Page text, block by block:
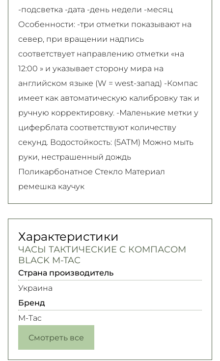
-подсветка -дата -день недели -месяц
Особенности: -три отметки показывают на
север, при вращении надпись
соответствует направлению отметки «на
12:00 » и указывает сторону мира на
английском языке (W = west-запад) -Компас
имеет как автоматическую калибровку так и
ручную корректировку. -Маленькие метки у
циферблата соответствуют количеству
секунд. Водостойкость: (5АТМ) Можно мыть
руки, нестрашенный дождь
Поликарбонатное Стекло Материал
ремешка каучук
Характеристики
ЧАСЫ ТАКТИЧЕСКИЕ С КОМПАСОМ
BLACK M-TAC
Страна производитель
Украина
Бренд
M-Tac
Смотреть все